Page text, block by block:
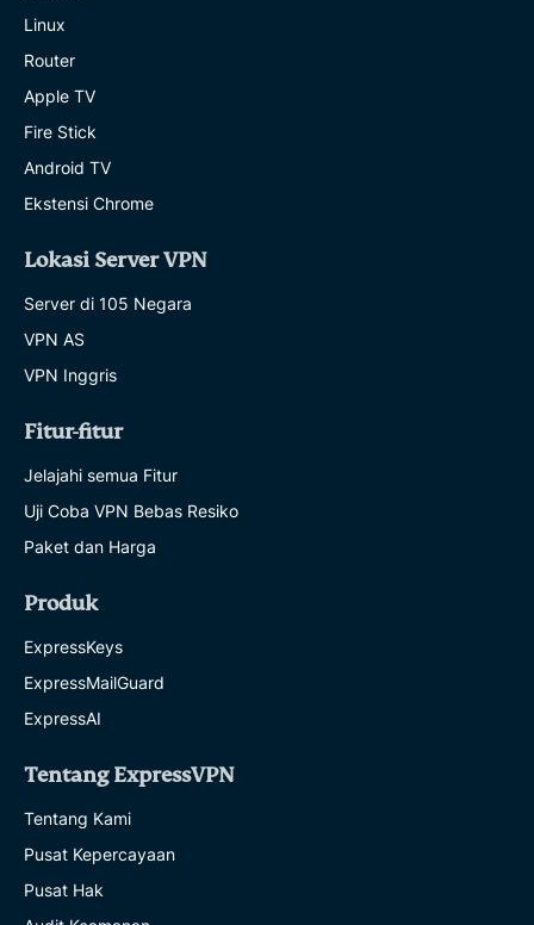
Linux
Router
Apple TV
Fire Stick
Android TV
Ekstensi Chrome
Lokasi Server VPN
Server di 105 Negara
VPN AS
VPN Inggris
Fitur-fitur
Jelajahi semua Fitur
Uji Coba VPN Bebas Resiko
Paket dan Harga
Produk
ExpressKeys
ExpressMailGuard
ExpressAI
Tentang ExpressVPN
Tentang Kami
Pusat Kepercayaan
Pusat Hak